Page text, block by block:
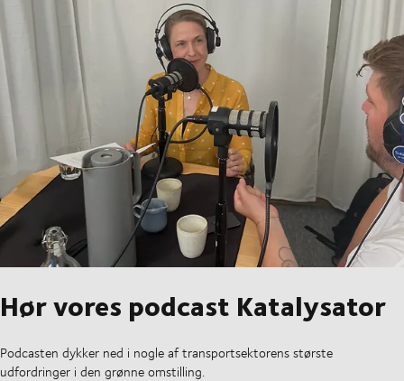
Hør vores podcast Katalysator
Podcasten dykker ned i nogle af transportsektorens største
udfordringer i den grønne omstilling.